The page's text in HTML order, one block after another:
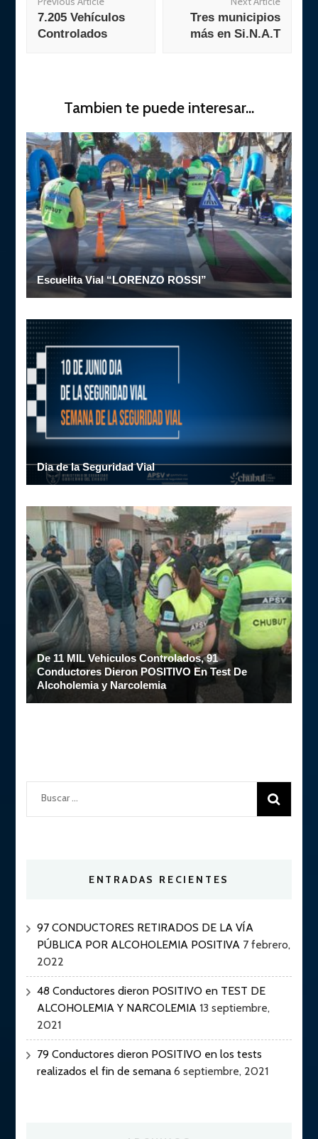
Navigation
7.205 Vehículos
Controlados
Tres municipios
más en Si.N.A.T
Tambien te puede interesar...
Escuelita Vial “LORENZO ROSSI”
Dia de la Seguridad Vial
De 11 MIL Vehiculos Controlados, 91
Conductores Dieron POSITIVO En Test De
Alcoholemia y Narcolemia
Buscar:
ENTRADAS RECIENTES
97 CONDUCTORES RETIRADOS DE LA VÍA
PÚBLICA POR ALCOHOLEMIA POSITIVA 7 febrero,
2022
48 Conductores dieron POSITIVO en TEST DE
ALCOHOLEMIA Y NARCOLEMIA 13 septiembre,
2021
79 Conductores dieron POSITIVO en los tests
realizados el fin de semana 6 septiembre, 2021